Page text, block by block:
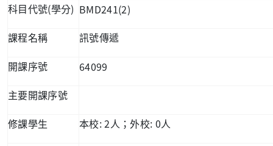
科目代號(學分) BMD241(2)
課程名稱 訊號傳遞
開課序號 64099
主要開課序號
修課學生 本校: 2 人；外校: 0人